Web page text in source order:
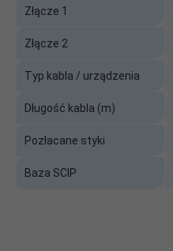
Złącze 1
Złącze 2
Typ kabla / urządzenia
Długość kabla (m)
Pozłacane styki
Baza SCIP